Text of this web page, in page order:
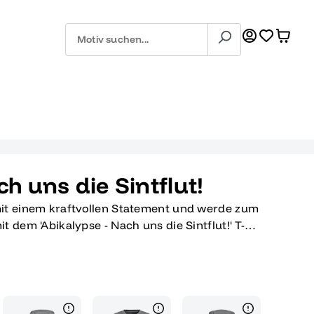
uns die Sintflut!
einem kraftvollen Statement und werde zum
dem 'Abikalypse - Nach uns die Sintflut!' T-
Schwarz ist mit einem einzigartigen
ist nicht nur ein einfaches Kleidungsstück,
einem Augenzwinkern zu meistern. Egal